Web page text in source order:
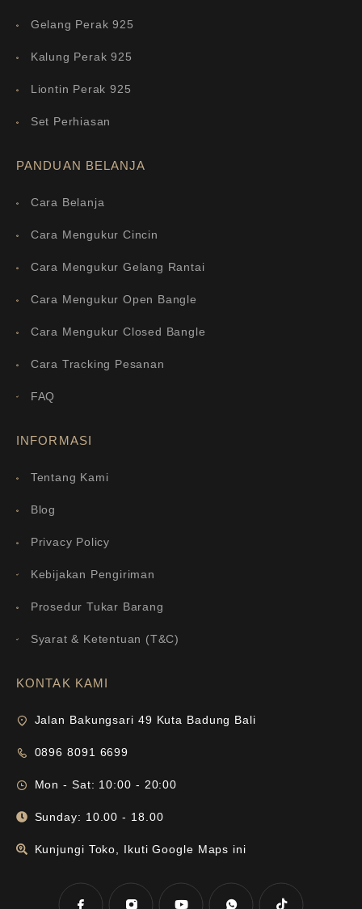
Gelang Perak 925
Kalung Perak 925
Liontin Perak 925
Set Perhiasan
PANDUAN BELANJA
Cara Belanja
Cara Mengukur Cincin
Cara Mengukur Gelang Rantai
Cara Mengukur Open Bangle
Cara Mengukur Closed Bangle
Cara Tracking Pesanan
FAQ
INFORMASI
Tentang Kami
Blog
Privacy Policy
Kebijakan Pengiriman
Prosedur Tukar Barang
Syarat & Ketentuan (T&C)
KONTAK KAMI
Jalan Bakungsari 49 Kuta Badung Bali
0896 8091 6699
Mon - Sat: 10:00 - 20:00
Sunday: 10.00 - 18.00
Kunjungi Toko, Ikuti Google Maps ini